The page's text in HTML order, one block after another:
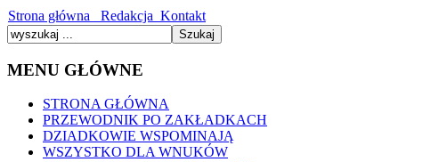
Strona główna Redakcja Kontakt
MENU GŁÓWNE
STRONA GŁÓWNA
PRZEWODNIK PO ZAKŁADKACH
DZIADKOWIE WSPOMINAJĄ
WSZYSTKO DLA WNUKÓW